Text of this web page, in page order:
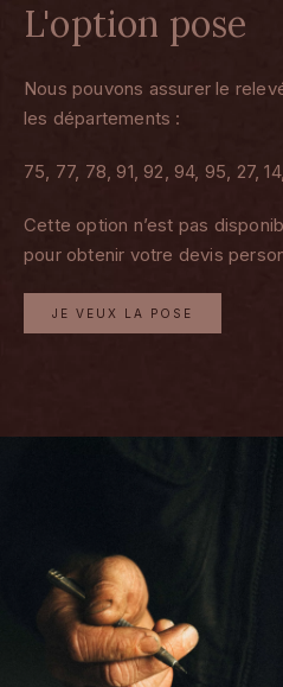
L'option pose
Nous pouvons assurer le
les départements :
75, 77, 78, 91, 92, 94, 95, 27,
Cette option n’est pas
pour obtenir votre devis
JE VEUX LA POSE